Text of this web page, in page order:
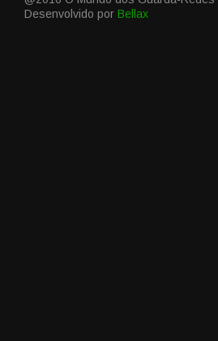
Desenvolvido por Bellax